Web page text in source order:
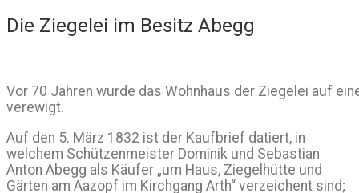
Die Ziegelei im Besitz Abegg
Vor 70 Jahren wurde das Wohnhaus der Ziegelei auf
verewigt.
Auf den 5. März 1832 ist der Kaufbrief datiert, in
welchem Schützenmeister Dominik und Sebastian
Anton Abegg als Käufer „um Haus, Ziegelhütte und
Gärten am Aazopf im Kirchgang Arth“ verzeichent sind;